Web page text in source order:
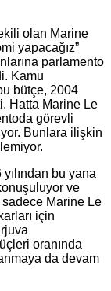
olan Marine
yapacağız”
parlamento
Kamu
bütçe, 2004
Hatta Marine Le
görevli
Bunlara ilişkin
bu yana
ve
sadece Marine Le
için
oranında
da devam